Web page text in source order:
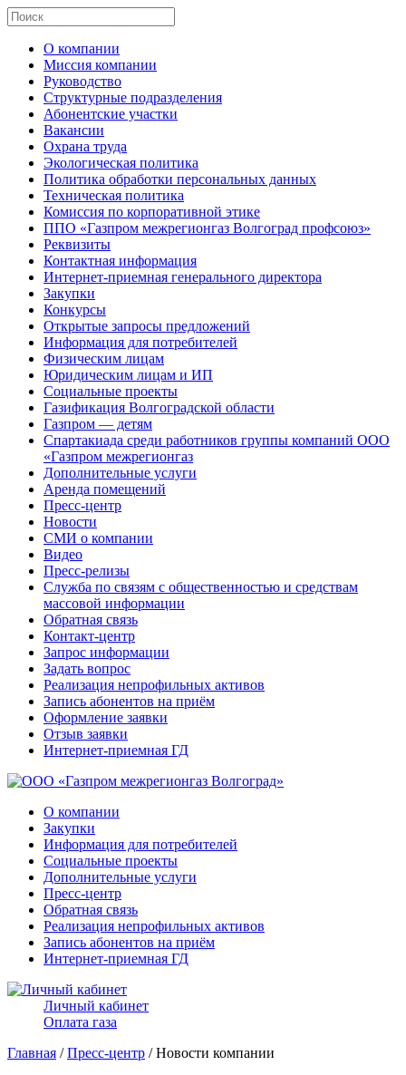
О компании
Миссия компании
Руководство
Структурные подразделения
Абонентские участки
Вакансии
Охрана труда
Экологическая политика
Политика обработки персональных данных
Техническая политика
Комиссия по корпоративной этике
ППО «Газпром межрегионгаз Волгоград профсоюз»
Реквизиты
Контактная информация
Интернет-приемная генерального директора
Закупки
Конкурсы
Открытые запросы предложений
Информация для потребителей
Физическим лицам
Юридическим лицам и ИП
Социальные проекты
Газификация Волгоградской области
Газпром — детям
Спартакиада среди работников группы компаний ООО
«Газпром межрегионгаз
Дополнительные услуги
Аренда помещений
Пресс-центр
Новости
СМИ о компании
Видео
Пресс-релизы
Служба по связям с общественностью и средствам
массовой информации
Обратная связь
Контакт-центр
Запрос информации
Задать вопрос
Реализация непрофильных активов
Запись абонентов на приём
Оформление заявки
Отзыв заявки
Интернет-приемная ГД
О компании
Закупки
Информация для потребителей
Социальные проекты
Дополнительные услуги
Пресс-центр
Обратная связь
Реализация непрофильных активов
Запись абонентов на приём
Интернет-приемная ГД
Личный кабинет
Оплата газа
Главная /Пресс-центр / Новости компании